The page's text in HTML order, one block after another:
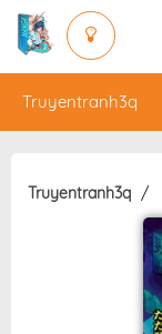
Truyentranh3q
Truyentranh3q